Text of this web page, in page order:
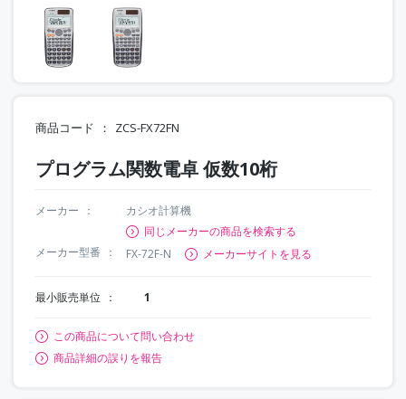
商品コード ZCS-FX72FN
プログラム関数電卓 仮数10桁
メーカー
カシオ計算機
同じメーカーの商品を検索する
メーカー型番
FX-72F-N メーカーサイトを見る
最小販売単位 1
この商品について問い合わせ
商品詳細の誤りを報告